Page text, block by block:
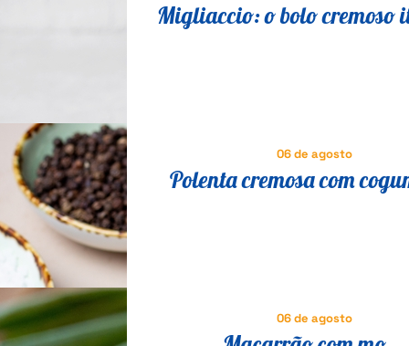
Migliaccio: o bolo cremoso
06 de agosto
Polenta cremosa com
06 de agosto